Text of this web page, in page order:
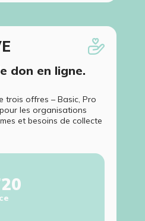
don en ligne.
trois offres – Basic, Pro
les organisations
et besoins de collecte